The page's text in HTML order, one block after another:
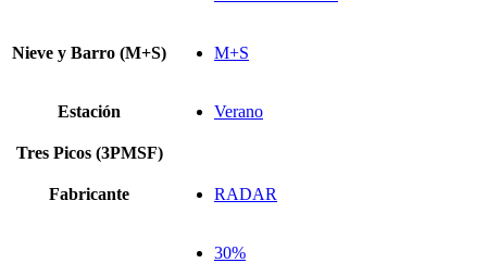
Nieve y Barro (M+S) M+S
Estación Verano
Tres Picos (3PMSF)
Fabricante RADAR
30%